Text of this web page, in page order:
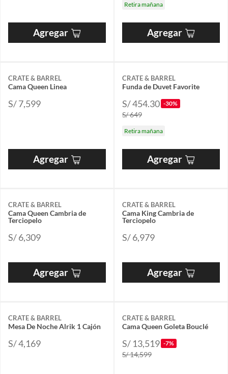
Agregar
Retira mañana
Agregar
CRATE & BARREL
Cama Queen Linea
S/ 7,599
Agregar
CRATE & BARREL
Funda de Duvet Favorite
S/ 454.30 -30%
S/ 649
Retira mañana
Agregar
CRATE & BARREL
Cama Queen Cambria de
Terciopelo
S/ 6,309
Agregar
CRATE & BARREL
Cama King Cambria de
Terciopelo
S/ 6,979
Agregar
CRATE & BARREL
Mesa De Noche Alrik 1 Cajón
S/ 4,169
CRATE & BARREL
Cama Queen Goleta Bouclé
S/ 13,519 -7%
S/ 14,599